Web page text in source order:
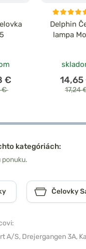
€
€
Delphin
lampa
14,65
17,24
kategóriách:
ponuku.
Čelovky
A/S, Drejergangen 3A,